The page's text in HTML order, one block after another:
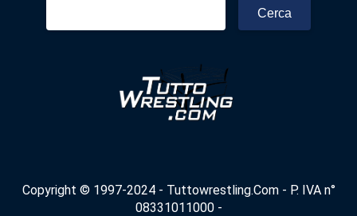
Copyright © 1997-2024 - Tuttowrestling.Com - P. IVA n°
08331011000 -